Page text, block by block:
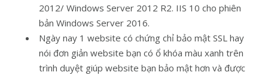
2012/ Windows Server 2012 R2. IIS 10 cho phiên
bản Windows Server 2016.
Ngày nay 1 website có chứng chỉ bảo mật SSL hay
nói đơn giản website bạn có ổ khóa màu xanh trên
trình duyệt giúp website bạn bảo mật hơn và được